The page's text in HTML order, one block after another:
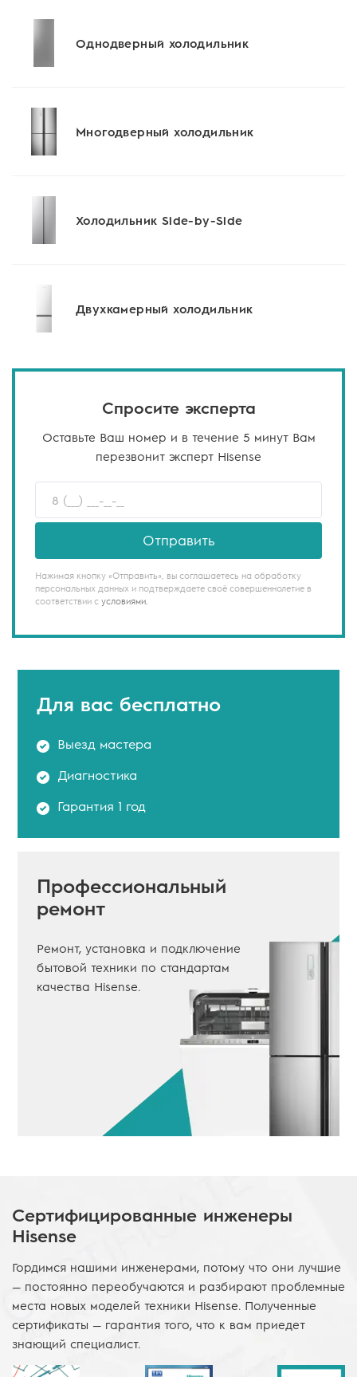
Однодверный холодильник
Многодверный холодильник
Холодильник Side-by-Side
Двухкамерный холодильник
Спросите эксперта
Оставьте Ваш номер и в течение 5 минут Вам
перезвонит эксперт Hisense
Отправить
Нажимая кнопку «Отправить», вы соглашаетесь на обработку
персональных данных и подтверждаете своё совершеннолетие в
соответствии с условиями.
Для вас бесплатно
Выезд мастера
Диагностика
Гарантия 1 год
Профессиональный
ремонт
Ремонт, установка и подключение
бытовой техники по стандартам
качества Hisense.
Сертифицированные инженеры
Hisense
Гордимся нашими инженерами, потому что они лучшие
— постоянно переобучаются и разбирают проблемные
места новых моделей техники Hisense. Полученные
сертификаты — гарантия того, что к вам приедет
знающий специалист.